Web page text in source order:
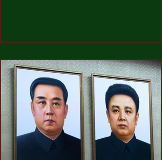
estatal da República Popular de
para pessoas que de alguma forma
contribuiram com realizações
excepcionais e méritos particularmente
notáveis no desenvolvimento
científico, cultural e social, na defe